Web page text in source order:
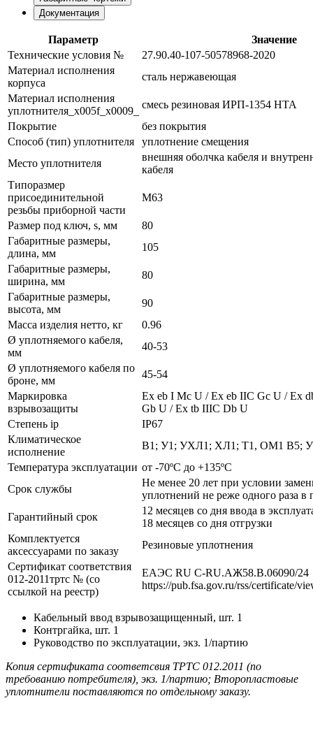
Документация
Параметр
Значение
Технические условия №
27.90.40-107-50578968-2020
Материал исполнения
корпуса
сталь нержавеющая
Материал исполнения
уплотнителя_x005f_x0009_
смесь резиновая ИРП-1354 НТА
Покрытие
без покрытия
Способ (тип) уплотнителя
уплотнение смещения
Место уплотнителя
внешняя оболчка кабеля и
кабеля
Типоразмер
присоединительной
резьбы приборной части
М63
Размер под ключ, s, мм
80
Габаритные размеры,
длина, мм
105
Габаритные размеры,
ширина, мм
80
Габаритные размеры,
высота, мм
90
Масса изделия нетто, кг
0.96
Ø уплотняемого кабеля,
мм
40-53
Ø уплотняемого кабеля по
броне, мм
45-54
Маркировка
взрывозащиты
Ех eb I Mc U / Ех eb IIC Gc U / Ex
Gb U / Ex tb IIIC Db U
Степень ip
IP67
Климатическое
исполнение
В1; У1; УХЛ1; ХЛ1; Т1, ОМ1 В5;
Температура эксплуатации от -70ºС до +135ºС
Срок службы
Не менее 20 лет при условии
уплотнений не реже одного раза в
Гарантийный срок
12 месяцев со дня ввода в
18 месяцев со дня отгрузки
Комплектуется
аксессуарами по заказу
Резиновые уплотнения
Сертификат соответствия
012-2011тртс № (со
ссылкой на реестр)
ЕАЭС RU С-RU.АЖ58.В.06090/24
https://pub.fsa.gov.ru/rss/certificate/
Кабельный ввод взрывозащищенный, шт. 1
Контргайка, шт. 1
Руководство по эксплуатации, экз. 1/партию
Копия сертификата соответсвия ТРТС 012.2011 (по
требованию потребителя), экз. 1/партию; Второпластовые
уплотнители поставляются по отдельному заказу.